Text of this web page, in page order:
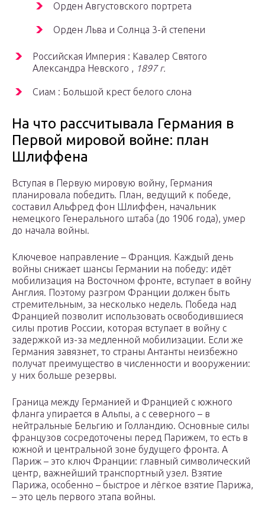
Орден Августовского портрета
Орден Льва и Солнца 3-й степени
Российская Империя : Кавалер Святого
Александра Невского , 1897 г.
Сиам : Большой крест белого слона
На что рассчитывала Германия в
Первой мировой войне: план
Шлиффена
Вступая в Первую мировую войну, Германия
планировала победить. План, ведущий к победе,
составил Альфред фон Шлиффен, начальник
немецкого Генерального штаба (до 1906 года), умер
до начала войны.
Ключевое направление – Франция. Каждый день
войны снижает шансы Германии на победу: идёт
мобилизация на Восточном фронте, вступает в войну
Англия. Поэтому разгром Франции должен быть
стремительным, за несколько недель. Победа над
Францией позволит использовать освободившиеся
силы против России, которая вступает в войну с
задержкой из-за медленной мобилизации. Если же
Германия завязнет, то страны Антанты неизбежно
получат преимущество в численности и вооружении:
у них больше резервы.
Граница между Германией и Францией с южного
фланга упирается в Альпы, а с северного – в
нейтральные Бельгию и Голландию. Основные силы
французов сосредоточены перед Парижем, то есть в
южной и центральной зоне будущего фронта. А
Париж – это ключ Франции: главный символический
центр, важнейший транспортный узел. Взятие
Парижа, особенно – быстрое и лёгкое взятие Парижа,
– это цель первого этапа войны.